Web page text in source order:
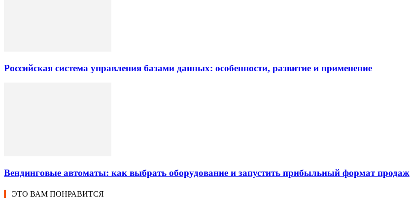
Российская система управления базами данных: особенности, развитие и применение
Вендинговые автоматы: как выбрать оборудование и запустить прибыльный формат продаж
ЭТО ВАМ ПОНРАВИТСЯ